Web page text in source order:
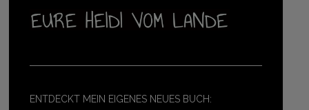
ENTDECKT MEIN EIGENES NEUES BUCH: